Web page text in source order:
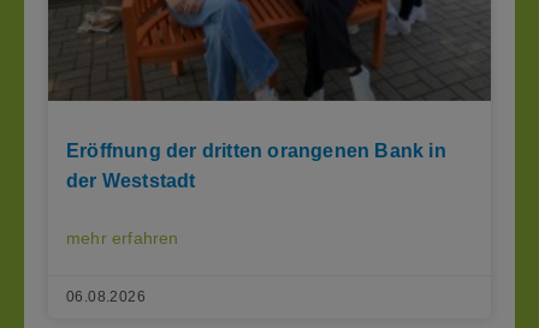
Eröffnung der dritten orangenen Bank in
der Weststadt
mehr erfahren
06.08.2026